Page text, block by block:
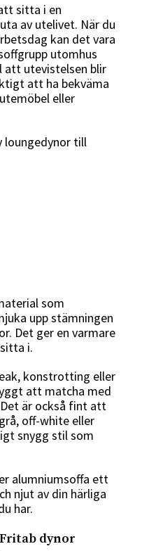
sitta i en
av utelivet. När du
kan det vara
utomhus
att utevistelsen blir
att ha bekväma
eller
loungedynor till
som
upp stämningen
Det ger en varmare
i.
konstrotting eller
att matcha med
är också fint att
off-white eller
snygg stil som
alumniumsoffa ett
njut av din härliga
har.
dynor